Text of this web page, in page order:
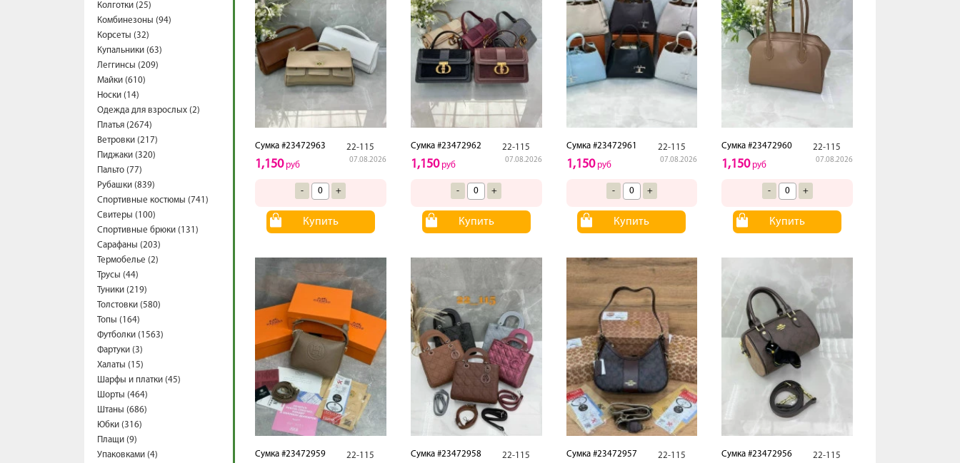
Колготки (25)
Комбинезоны (94)
Корсеты (32)
Купальники (63)
Леггинсы (209)
Майки (610)
Носки (14)
Одежда для взрослых (2)
Платья (2674)
Ветровки (217)
Пиджаки (320)
Пальто (77)
Рубашки (839)
Спортивные костюмы (741)
Свитеры (100)
Спортивные брюки (131)
Сарафаны (203)
Термобелье (2)
Трусы (44)
Туники (219)
Толстовки (580)
Топы (164)
Футболки (1563)
Фартуки (3)
Халаты (15)
Шарфы и платки (45)
Шорты (464)
Штаны (686)
Юбки (316)
Плащи (9)
Упаковками (4)
Сумка #23472963 22-115
07.08.2026
1,150руб
- +
Купить
Сумка #23472962 22-115
07.08.2026
1,150руб
- +
Купить
Сумка #23472961 22-115
07.08.2026
1,150руб
- +
Купить
Сумка #23472960 22-115
07.08.2026
1,150руб
- +
Купить
Сумка #23472959 22-115 Сумка #23472958 22-115 Сумка #23472957 22-115 Сумка #23472956 22-115